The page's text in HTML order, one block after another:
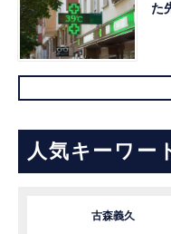
た
人気キーワー
古森義久